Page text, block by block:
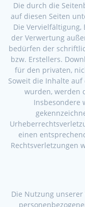
Die durch die
auf diesen Seiten
Die
der Verwertung
bedürfen der
bzw. Erstellers.
für den privaten,
Soweit die Inhalte
wurden, werden
Insbesondere
einen
Rechtsverletzungen
Die Nutzung